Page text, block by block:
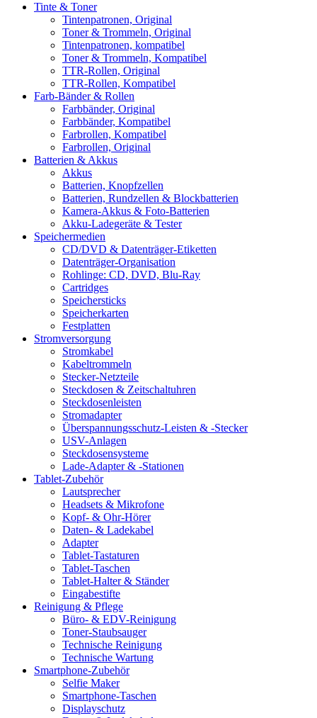
Tinte & Toner
Tintenpatronen, Original
Toner & Trommeln, Original
Tintenpatronen, kompatibel
Toner & Trommeln, Kompatibel
TTR-Rollen, Original
TTR-Rollen, Kompatibel
Farb-Bänder & Rollen
Farbbänder, Original
Farbbänder, Kompatibel
Farbrollen, Kompatibel
Farbrollen, Original
Batterien & Akkus
Akkus
Batterien, Knopfzellen
Batterien, Rundzellen & Blockbatterien
Kamera-Akkus & Foto-Batterien
Akku-Ladegeräte & Tester
Speichermedien
CD/DVD & Datenträger-Etiketten
Datenträger-Organisation
Rohlinge: CD, DVD, Blu-Ray
Cartridges
Speichersticks
Speicherkarten
Festplatten
Stromversorgung
Stromkabel
Kabeltrommeln
Stecker-Netzteile
Steckdosen & Zeitschaltuhren
Steckdosenleisten
Stromadapter
Überspannungsschutz-Leisten & -Stecker
USV-Anlagen
Steckdosensysteme
Lade-Adapter & -Stationen
Tablet-Zubehör
Lautsprecher
Headsets & Mikrofone
Kopf- & Ohr-Hörer
Daten- & Ladekabel
Adapter
Tablet-Tastaturen
Tablet-Taschen
Tablet-Halter & Ständer
Eingabestifte
Reinigung & Pflege
Büro- & EDV-Reinigung
Toner-Staubsauger
Technische Reinigung
Technische Wartung
Smartphone-Zubehör
Selfie Maker
Smartphone-Taschen
Displayschutz